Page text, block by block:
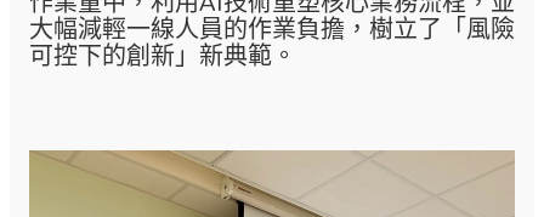
大幅減輕一線人員的作業負擔，樹立了「風險
可控下的創新」新典範。